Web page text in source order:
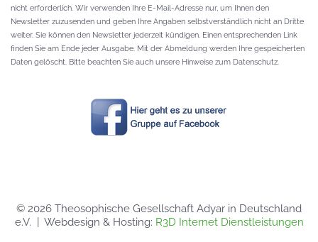
nicht erforderlich. Wir verwenden Ihre E-Mail-Adresse nur, um Ihnen den
Newsletter zuzusenden und geben Ihre Angaben selbstverständlich nicht an Dritte
weiter. Sie können den Newsletter jederzeit kündigen. Einen entsprechenden Link
finden Sie am Ende jeder Ausgabe. Mit der Abmeldung werden Ihre gespeicherten
Daten gelöscht. Bitte beachten Sie auch unsere Hinweise zum Datenschutz.
© 2026 Theosophische Gesellschaft Adyar in Deutschland
e.V. | Webdesign & Hosting: R3D Internet Dienstleistungen